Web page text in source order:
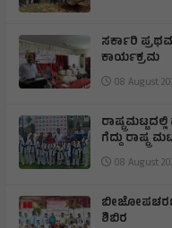
ಸರ್ಕಾರಿ
ಕಾರ್ಯಕ್ರಮ
08 August
ಗೆದ್ದು ರಾಷ್ಟ್ರ
08 August
ಬೀಜೋಪಚರಣ
ಶಿಬಿರ